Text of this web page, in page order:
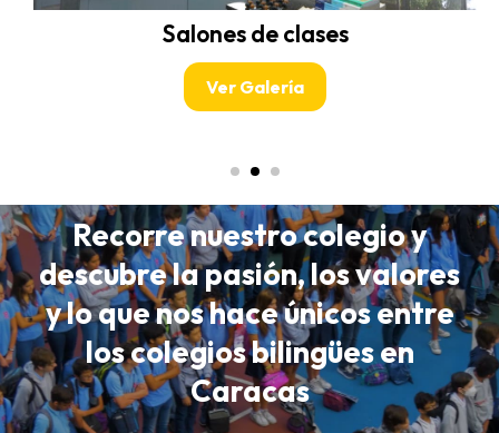
Salones de clases
Ver Galería
Recorre nuestro colegio y
descubre la pasión, los valores
y lo que nos hace únicos entre
los colegios bilingües en
Caracas